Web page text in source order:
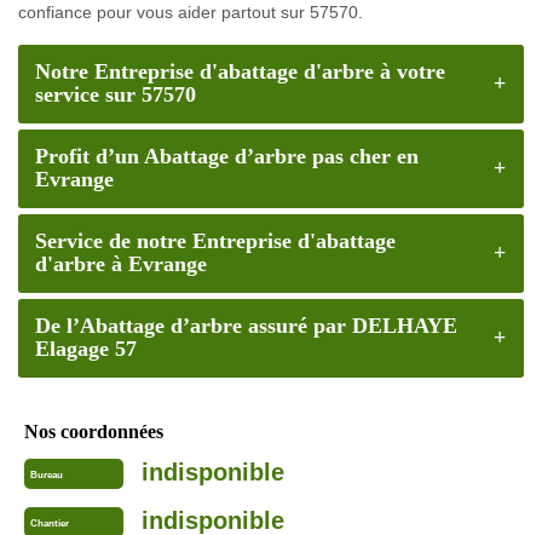
confiance pour vous aider partout sur 57570.
Notre Entreprise d'abattage d'arbre à votre
service sur 57570
Profit d’un Abattage d’arbre pas cher en
Evrange
Service de notre Entreprise d'abattage
d'arbre à Evrange
De l’Abattage d’arbre assuré par DELHAYE
Elagage 57
Nos coordonnées
Bureau indisponible
Chantier indisponible